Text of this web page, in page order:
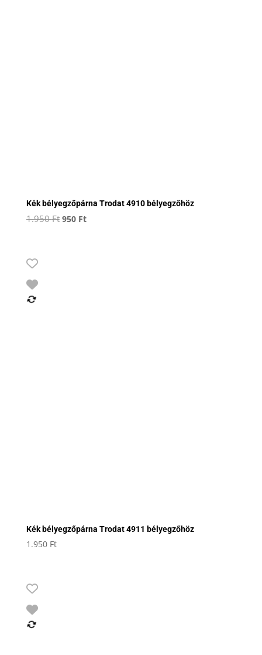
Kék bélyegzőpárna Trodat 4910 bélyegzőhöz
1.950Ft Original
950 FtCurrent
Kék bélyegzőpárna Trodat 4911 bélyegzőhöz
1.950 Ft